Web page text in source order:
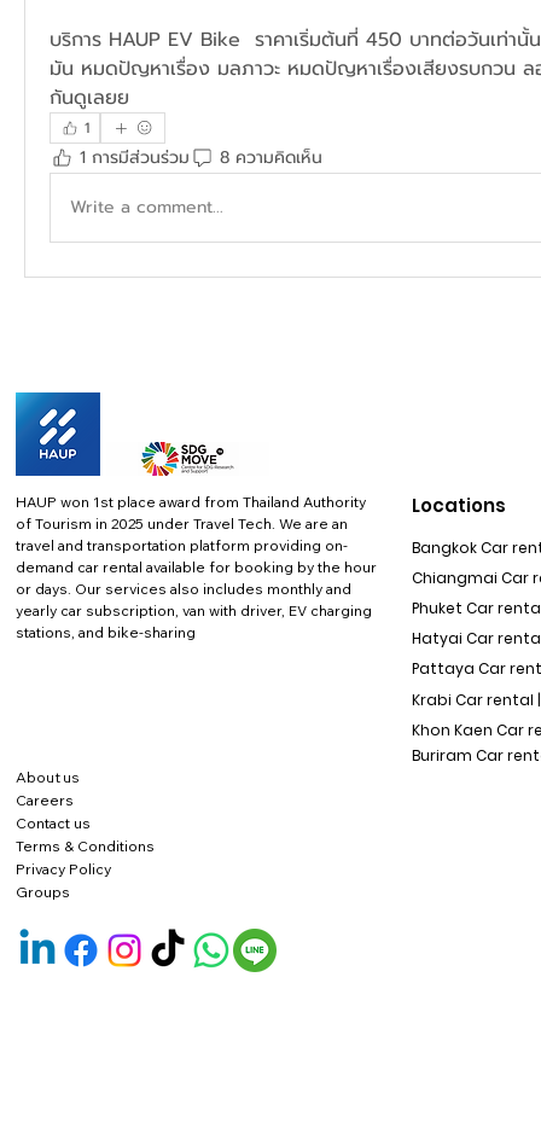
บริการ HAUP EV Bike  ราคาเริ่มต้นที่ 450 บาทต่อวันเท่า
มัน หมดปัญหาเรื่อง มลภาวะ หมดปัญหาเรื่องเสียงรบกวน
กันดูเลยย
1
1 การมีส่วนร่วม
8 ความคิดเห็น
Write a comment...
HAUP won 1st place award from Thailand Authority
of Tourism in 2025 under Travel Tech. We are an
travel and transportation platform providing on-
demand car rental available for booking by the hour
or days. Our services also includes monthly and
yearly car subscription, van with driver, EV charging
stations, and bike-sharing
About us
Careers
Contact us
Terms & Conditions
Privacy Policy
Locations
Bangkok Car
Chiangmai Car
Phuket Car rental
Hatyai Car
Pattaya Car
Krabi Car rental |
Khon Kaen Car
Buriram Car
Groups